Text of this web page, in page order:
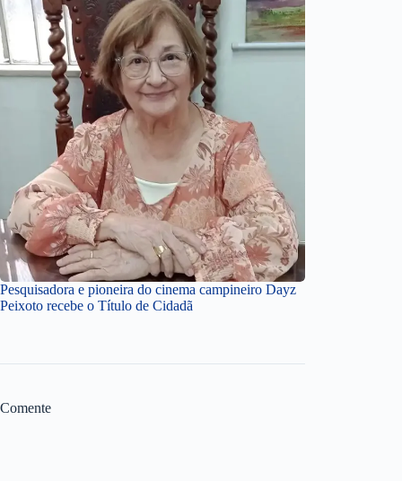
Pesquisadora e pioneira do cinema campineiro Dayz
Peixoto recebe o Título de Cidadã
Comente